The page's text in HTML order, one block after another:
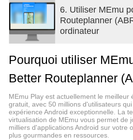
6. Utiliser MEmu
Routeplanner
ordinateur
Pourquoi utiliser
Better Routeplanner
MEmu Play est actuellement le meilleur
gratuit, avec 50 millions d'utilisateurs
expérience Android exceptionnelle. La
virtualisation de MEmu vous permet de
milliers d'applications Android sur votre
plus gourmandes en ressources.